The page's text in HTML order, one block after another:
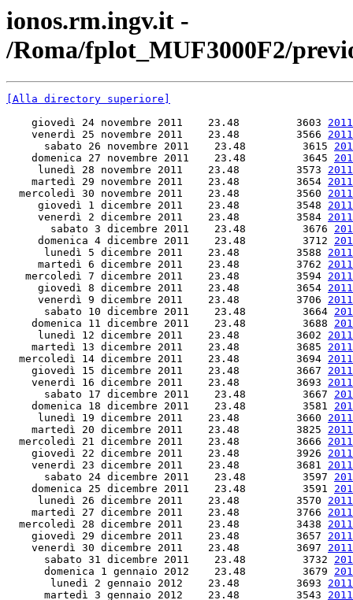
ionos.rm.ingv.it -
/Roma/fplot_MUF3000F2/
[Alla directory superiore]
    giovedì 24 novembre 2011    23.48         3603
    venerdì 25 novembre 2011    23.48         3566
      sabato 26 novembre 2011    23.48         3615
    domenica 27 novembre 2011    23.48         3645
     lunedì 28 novembre 2011    23.48         3573
    martedì 29 novembre 2011    23.48         3654
  mercoledì 30 novembre 2011    23.48         3560
     giovedì 1 dicembre 2011    23.48         3548
     venerdì 2 dicembre 2011    23.48         3584
       sabato 3 dicembre 2011    23.48         3676
     domenica 4 dicembre 2011    23.48         3712
      lunedì 5 dicembre 2011    23.48         3588
     martedì 6 dicembre 2011    23.48         3762
   mercoledì 7 dicembre 2011    23.48         3594
     giovedì 8 dicembre 2011    23.48         3654
     venerdì 9 dicembre 2011    23.48         3706
      sabato 10 dicembre 2011    23.48         3664
    domenica 11 dicembre 2011    23.48         3688
     lunedì 12 dicembre 2011    23.48         3602
    martedì 13 dicembre 2011    23.48         3685
  mercoledì 14 dicembre 2011    23.48         3694
    giovedì 15 dicembre 2011    23.48         3667
    venerdì 16 dicembre 2011    23.48         3693
      sabato 17 dicembre 2011    23.48         3667
    domenica 18 dicembre 2011    23.48         3581
     lunedì 19 dicembre 2011    23.48         3660
    martedì 20 dicembre 2011    23.48         3825
  mercoledì 21 dicembre 2011    23.48         3666
    giovedì 22 dicembre 2011    23.48         3926
    venerdì 23 dicembre 2011    23.48         3681
      sabato 24 dicembre 2011    23.48         3597
    domenica 25 dicembre 2011    23.48         3591
     lunedì 26 dicembre 2011    23.48         3570
    martedì 27 dicembre 2011    23.48         3766
  mercoledì 28 dicembre 2011    23.48         3438
    giovedì 29 dicembre 2011    23.48         3657
    venerdì 30 dicembre 2011    23.48         3697
      sabato 31 dicembre 2011    23.48         3732
      domenica 1 gennaio 2012    23.48         3679
       lunedì 2 gennaio 2012    23.48         3693
      martedì 3 gennaio 2012    23.48         3543